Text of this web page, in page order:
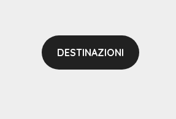
DESTINAZIONI